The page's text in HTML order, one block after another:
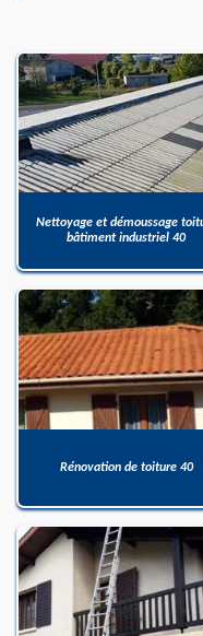
Nettoyage et démoussage
bâtiment industriel 40
Rénovation de toiture 40